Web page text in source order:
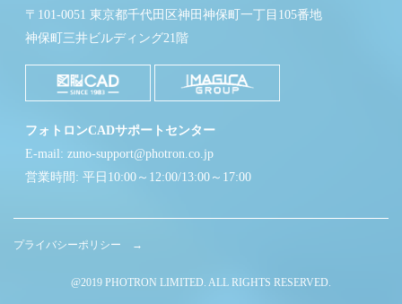
〒101-0051 東京都千代田区神田神保町一丁目105番地
神保町三井ビルディング21階
フォトロンCADサポートセンター
E-mail: zuno-support@photron.co.jp
営業時間: 平日10:00～12:00/13:00～17:00
プライバシーポリシー →
@2019 PHOTRON LIMITED. ALL RIGHTS RESERVED.